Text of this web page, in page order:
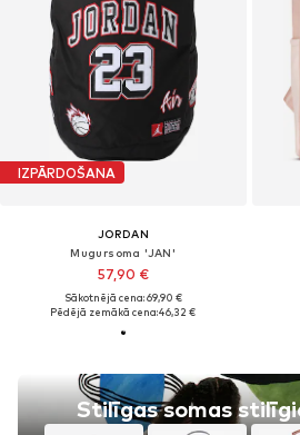
IZPĀRDOŠANA
JORDAN
Mugursoma 'JAN'
57,90 €
Sākotnējā cena: 69,90 €
Pēdējā zemākā cena:46,32 €
Stilīgas somas